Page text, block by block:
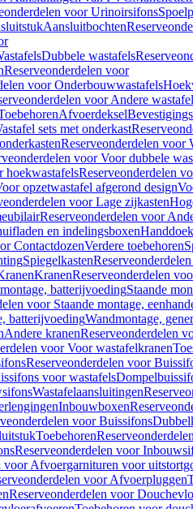
voor Urinoirsifons
Aansluitbochten
Dubbele wastafels
Reserveonderdelen voor
voor Onderbouwwastafels
voor Andere
Afvoerdeksel
sets met onderkast
Reserveonderdelen voor
voor Voor dubbele
hoekwastafelsReserveonderdelen
opzetwastafel afgerond design
voor Lage zijkasten
Reserveonderdelen voor
en indelingsboxen
ContactdozenVerdere toebehoren
Spiegelkasten
KranenReserveonderdelen
batterijvoedingStaande
voor Staande montage,
batterijvoedingWandmontage,
Andere kranenReserveonderdelen
voor Voor wastafelkranen
Reserveonderdelen voor
voor wastafels
Wastafelaansluitingen
Inbouwboxen
voor Buissifons
Toebehoren
Reserveonderdelen voor
voor Afvoergarnituren voor
voor Afvoerpluggen
Reserveonderdelen voor